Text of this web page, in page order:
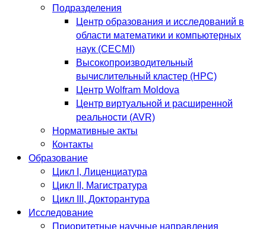
Подразделения
Центр образования и исследований в
области математики и компьютерных
наук (CECMI)
Высокопроизводительный
вычислительный кластер (HPC)
Центр Wolfram Moldova
Центр виртуальной и расширенной
реальности (AVR)
Нормативные акты
Контакты
Образование
Цикл I, Лиценциатура
Цикл II, Магистратура
Цикл III, Докторантура
Исследование
Приоритетные научные направления